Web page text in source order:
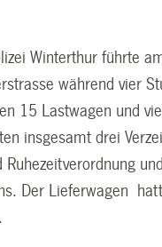
Winterthur führte
während vier
15 Lastwagen und
insgesamt drei
Ruhezeitverordnung
Der Lieferwagen